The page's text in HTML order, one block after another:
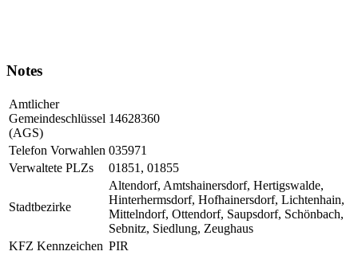
Notes
Amtlicher
Gemeindeschlüssel
(AGS)
14628360
Telefon Vorwahlen 035971
Verwaltete PLZs
01851, 01855
Stadtbezirke
Altendorf, Amtshainersdorf, Hertigswalde,
Hinterhermsdorf, Hofhainersdorf, Lichtenhain,
Mittelndorf, Ottendorf, Saupsdorf, Schönbach,
Sebnitz, Siedlung, Zeughaus
KFZ Kennzeichen PIR